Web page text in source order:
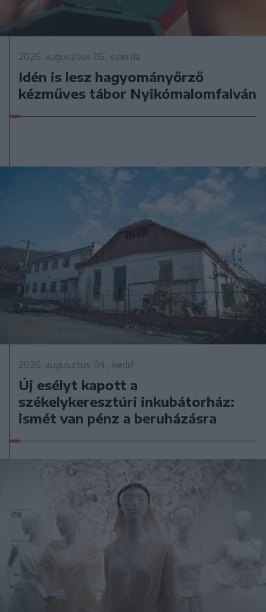
2026. augusztus 05., szerda
Idén is lesz hagyományőrző
kézműves tábor Nyikómalomfalván
2026. augusztus 04., kedd
Új esélyt kapott a
székelykeresztúri inkubátorház:
ismét van pénz a beruházásra